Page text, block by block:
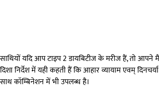
साथियों यदि आप टाइप 2 डायबिटीज के मरीज हैं, तो आपने
दिशा निर्देश में यही कहती हैं कि आहार व्यायाम एवम्
साथ कॉम्बिनेशन में भी उपलब्ध है।